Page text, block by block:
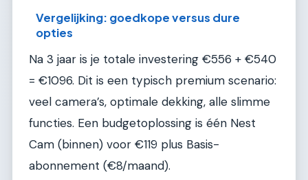
Vergelijking: goedkope versus dure
opties
Na 3 jaar is je totale investering €556 + €540
= €1096. Dit is een typisch premium scenario:
veel camera’s, optimale dekking, alle slimme
functies. Een budgetoplossing is één Nest
Cam (binnen) voor €119 plus Basis-
abonnement (€8/maand).